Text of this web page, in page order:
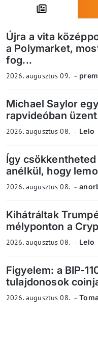
Újra a vita
a Polymarket,
fog...
2026. augusztus 09.
Michael Saylor
rapvideóban
2026. augusztus 08. Lelo
Így
anélkül, hogy
2026. augusztus 08.
Kihátráltak
mélyponton a
2026. augusztus 08. Lelo
Figyelem: a BIP-
tulajdonosok
2026. augusztus 08.